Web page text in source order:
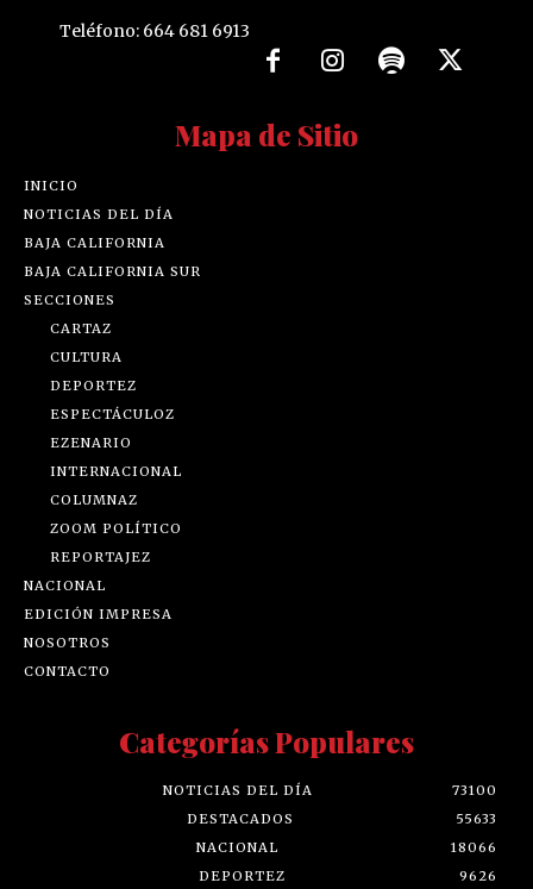
Teléfono: 664 681 6913
Mapa de Sitio
INICIO
NOTICIAS DEL DÍA
BAJA CALIFORNIA
BAJA CALIFORNIA SUR
SECCIONES
CARTAZ
CULTURA
DEPORTEZ
ESPECTÁCULOZ
EZENARIO
INTERNACIONAL
COLUMNAZ
ZOOM POLÍTICO
REPORTAJEZ
NACIONAL
EDICIÓN IMPRESA
NOSOTROS
CONTACTO
Categorías Populares
NOTICIAS DEL DÍA
73100
DESTACADOS
55633
NACIONAL
18066
DEPORTEZ
9626